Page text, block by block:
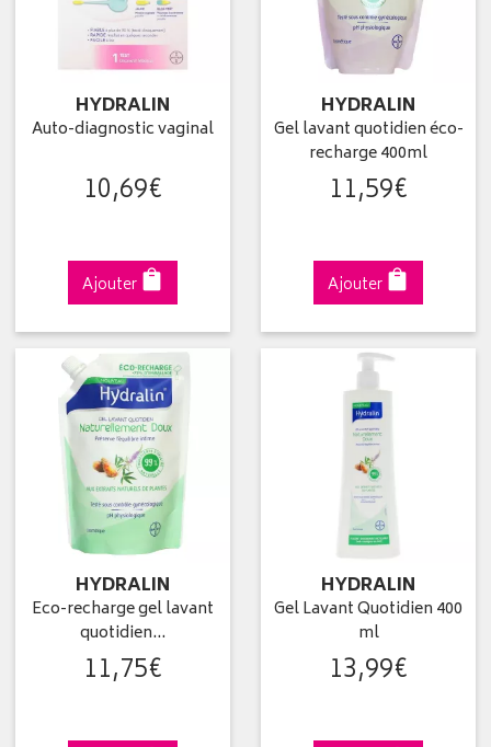
HYDRALIN
Auto-diagnostic vaginal
10,69€
Ajouter
HYDRALIN
Gel lavant quotidien éco-
recharge 400ml
11,59€
Ajouter
HYDRALIN
Eco-recharge gel lavant
quotidien…
11,75€
HYDRALIN
Gel Lavant Quotidien 400
ml
13,99€